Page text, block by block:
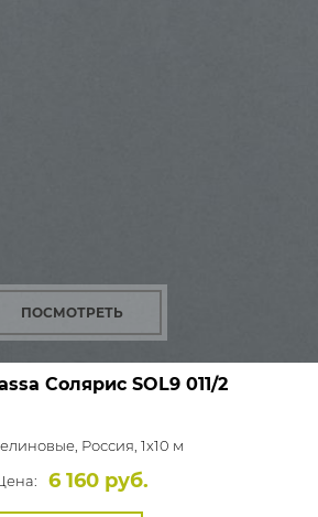
ПОСМОТРЕТЬ
Солярис SOL9 011/2
Россия, 1x10 м
6 160 руб.